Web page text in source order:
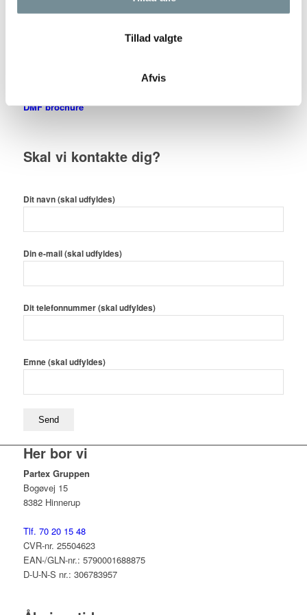
Tillad valgte
Afvis
vælge et flyttemand, der er medlem af foreningen inkl.
Easy@Move annonce på side 4.
DMF brochure
Skal vi kontakte dig?
Dit navn (skal udfyldes)
Din e-mail (skal udfyldes)
Dit telefonnummer (skal udfyldes)
Emne (skal udfyldes)
Her bor vi
Partex Gruppen
Bogøvej 15
8382 Hinnerup
Tlf. 70 20 15 48
CVR-nr. 25504623
EAN-/GLN-nr.: 5790001688875
D-U-N-S nr.: 306783957